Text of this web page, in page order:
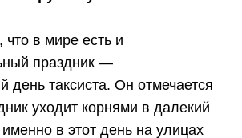
что в мире есть и
праздник —
таксиста. Он отмечается
уходит корнями в далекий
именно в этот день на улицах